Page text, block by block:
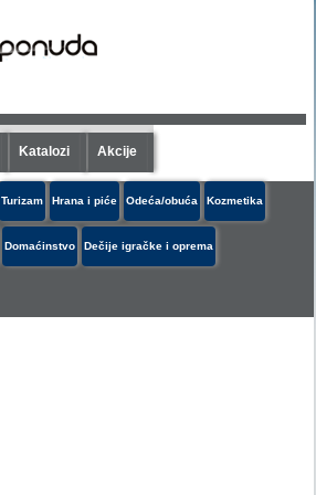
Katalozi Akcije
Turizam Hrana i piće Odeća/obuća Kozmetika
Domaćinstvo Dečije igračke i oprema